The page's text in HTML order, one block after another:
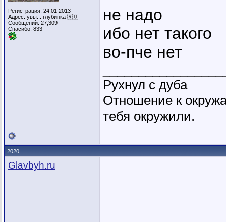
Регистрация: 24.01.2013
Адрес: увы... глубинка 🇷🇺
Сообщений: 27,309
Спасибо: 833
не надо
ибо нет такого
во-пче нет
Рухнул с дуба
Отношение к
тебя окружили.
2020
Glavbyh.ru